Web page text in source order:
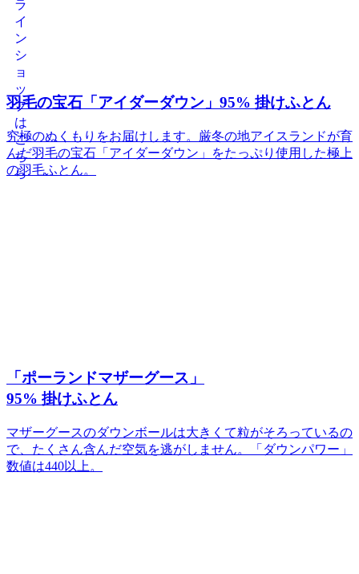
羽毛の宝石「アイダーダウン」95% 掛けふとん
究極のぬくもりをお届けします。厳冬の地アイスランドが育
んだ羽毛の宝石「アイダーダウン」をたっぷり使用した極上
の羽毛ふとん。
「ポーランドマザーグース」
95% 掛けふとん
マザーグースのダウンボールは大きくて粒がそろっているの
で、たくさん含んだ空気を逃がしません。「ダウンパワー」
数値は440以上。